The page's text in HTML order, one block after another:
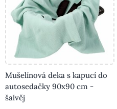
Mušelínová deka s kapucí do
autosedačky 90x90 cm -
šalvěj